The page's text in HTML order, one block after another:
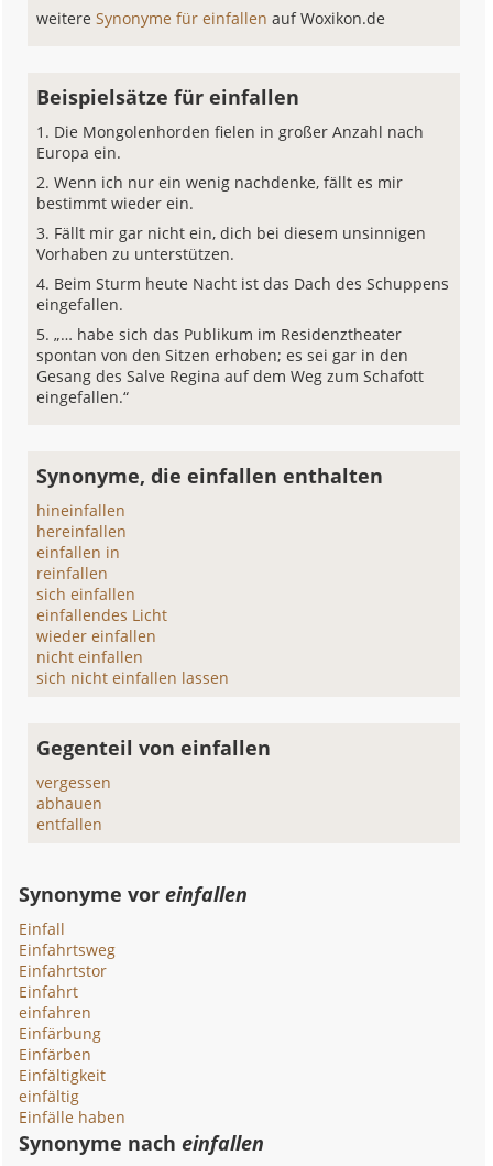
weitereSynonyme für einfallenauf Woxikon.de
Beispielsätze für einfallen
Die Mongolenhorden fielen in großer Anzahl nach
Europa ein.
Wenn ich nur ein wenig nachdenke, fällt es mir
bestimmt wieder ein.
Fällt mir gar nicht ein, dich bei diesem unsinnigen
Vorhaben zu unterstützen.
Beim Sturm heute Nacht ist das Dach des Schuppens
eingefallen.
„… habe sich das Publikum im Residenztheater
spontan von den Sitzen erhoben; es sei gar in den
Gesang des Salve Regina auf dem Weg zum Schafott
eingefallen.“
Synonyme, die einfallen enthalten
hineinfallen
hereinfallen
einfallen in
reinfallen
sich einfallen
einfallendes Licht
wieder einfallen
nicht einfallen
sich nicht einfallen lassen
Gegenteil von einfallen
vergessen
abhauen
entfallen
Synonyme voreinfallen
Einfall
Einfahrtsweg
Einfahrtstor
Einfahrt
einfahren
Einfärbung
Einfärben
Einfältigkeit
einfältig
Einfälle haben
Synonyme nacheinfallen